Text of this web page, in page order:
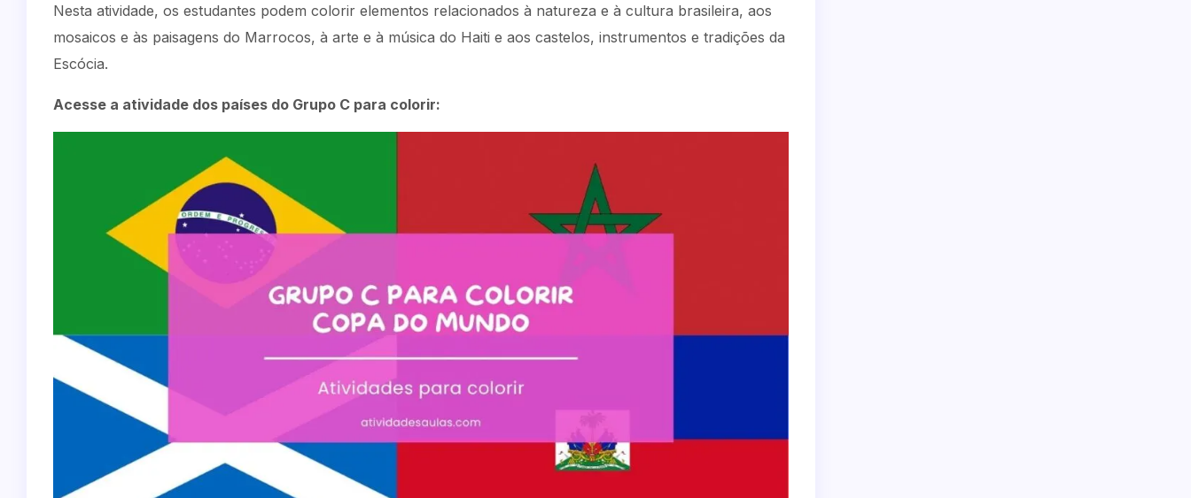
Nesta atividade, os estudantes podem colorir elementos relacionados à natureza e à cultura brasileira, aos
mosaicos e às paisagens do Marrocos, à arte e à música do Haiti e aos castelos, instrumentos e tradições da
Escócia.
Acesse a atividade dos países do Grupo C para colorir: